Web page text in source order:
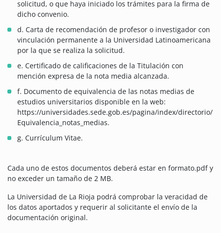
solicitud, o que haya iniciado los trámites para la firma de
dicho convenio.
d. Carta de recomendación de profesor o investigador con
vinculación permanente a la Universidad Latinoamericana
por la que se realiza la solicitud.
e. Certificado de calificaciones de la Titulación con
mención expresa de la nota media alcanzada.
f. Documento de equivalencia de las notas medias de
estudios universitarios disponible en la web:
https://universidades.sede.gob.es/pagina/index/directorio/
Equivalencia_notas_medias.
g. Currículum Vitae.
Cada uno de estos documentos deberá estar en formato.pdf y
no exceder un tamaño de 2 MB.
La Universidad de La Rioja podrá comprobar la veracidad de
los datos aportados y requerir al solicitante el envío de la
documentación original.